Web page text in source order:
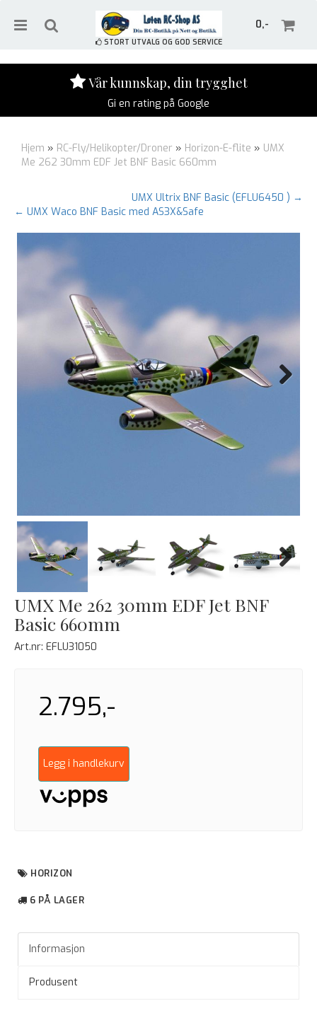
0,-
STORT UTVALG OG GOD SERVICE
Vår kunnskap, din trygghet
Gi en rating på Google
Hjem » RC-Fly/Helikopter/Droner » Horizon-E-flite » UMX
Me 262 30mm EDF Jet BNF Basic 660mm
UMX Ultrix BNF Basic (EFLU6450 ) →
← UMX Waco BNF Basic med AS3X&Safe
UMX Me 262 30mm EDF Jet BNF
Basic 660mm
Art.nr: EFLU31050
2.795,-
Legg i handlekurv
HORIZON
6 PÅ LAGER
Informasjon
Produsent
Trykk ENTER for å søke